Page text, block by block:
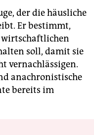
der die häusliche
Er bestimmt,
wirtschaftlichen
soll, damit sie
vernachlässigen.
anachronistische
bereits im